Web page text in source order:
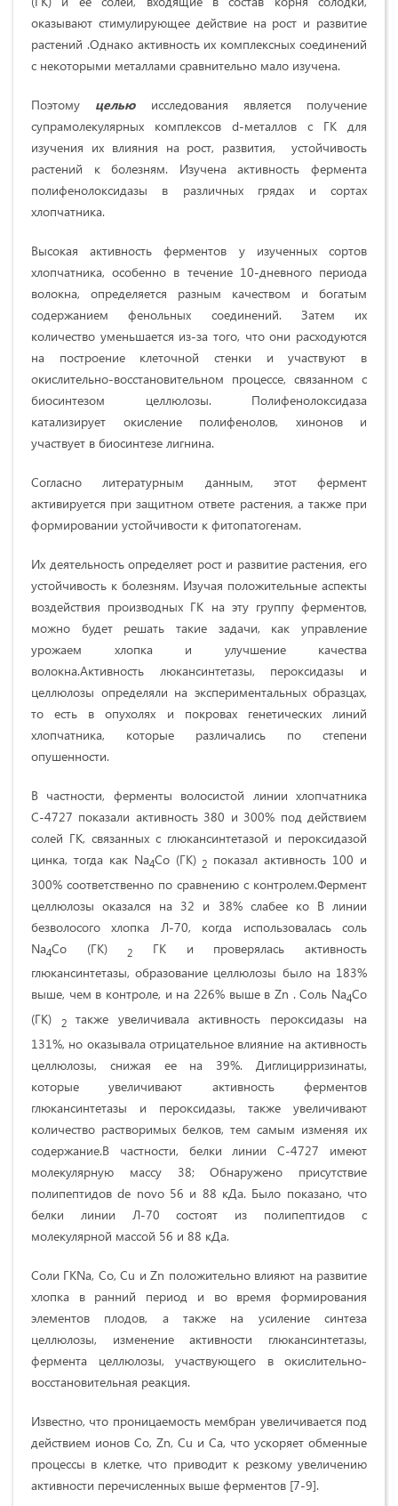
оказывают стимулирующее действие на рост и развитие
растений .Однако активность их комплексных соединений
с некоторыми металлами сравнительно мало изучена.
Поэтому целью исследования является получение
супрамолекулярных комплексов d-металлов с ГК для
изучения их влияния на рост, развития, устойчивость
растений к болезням. Изучена активность фермента
полифенолоксидазы в различных грядах и сортах
хлопчатника.
Высокая активность ферментов у изученных сортов
хлопчатника, особенно в течение 10-дневного периода
волокна, определяется разным качеством и богатым
содержанием фенольных соединений. Затем их
количество уменьшается из-за того, что они расходуются
на построение клеточной стенки и участвуют в
окислительно-восстановительном процессе, связанном с
биосинтезом целлюлозы. Полифенолоксидаза
катализирует окисление полифенолов, хинонов и
участвует в биосинтезе лигнина.
Согласно литературным данным, этот фермент
активируется при защитном ответе растения, а также при
формировании устойчивости к фитопатогенам.
Их деятельность определяет рост и развитие растения, его
устойчивость к болезням. Изучая положительные аспекты
воздействия производных ГК на эту группу ферментов,
можно будет решать такие задачи, как управление
урожаем хлопка и улучшение качества
волокна.Активность люкансинтетазы, пероксидазы и
целлюлозы определяли на экспериментальных образцах,
то есть в опухолях и покровах генетических линий
хлопчатника, которые различались по степени
опушенности.
В частности, ферменты волосистой линии хлопчатника
С-4727 показали активность 380 и 300% под действием
солей ГК, связанных с глюкансинтетазой и пероксидазой
цинка, тогда как Na4Co (ГК) 2 показал активность 100 и
300% соответственно по сравнению с контролем.Фермент
целлюлозы оказался на 32 и 38% слабее ко В линии
безволосого хлопка Л-70, когда использовалась соль
Na4Co (ГК) 2
ГК и проверялась активность
глюкансинтетазы, образование целлюлозы было на 183%
выше, чем в контроле, и на 226% выше в Zn . Соль Na4Co
(ГК)
2 также увеличивала активность пероксидазы на
131%, но оказывала отрицательное влияние на активность
целлюлозы, снижая ее на 39%. Диглицирризинаты,
которые увеличивают активность ферментов
глюкансинтетазы и пероксидазы, также увеличивают
количество растворимых белков, тем самым изменяя их
содержание.В частности, белки линии С-4727 имеют
молекулярную массу 38; Обнаружено присутствие
полипептидов de novo 56 и 88 кДа. Было показано, что
белки линии Л-70 состоят из полипептидов с
молекулярной массой 56 и 88 кДа.
Соли ГКNa, Co, Cu и Zn положительно влияют на развитие
хлопка в ранний период и во время формирования
элементов плодов, а также на усиление синтеза
целлюлозы, изменение активности глюкансинтетазы,
фермента целлюлозы, участвующего в окислительно-
восстановительная реакция.
Известно, что проницаемость мембран увеличивается под
действием ионов Co, Zn, Cu и Ca, что ускоряет обменные
процессы в клетке, что приводит к резкому увеличению
активности перечисленных выше ферментов [7-9].